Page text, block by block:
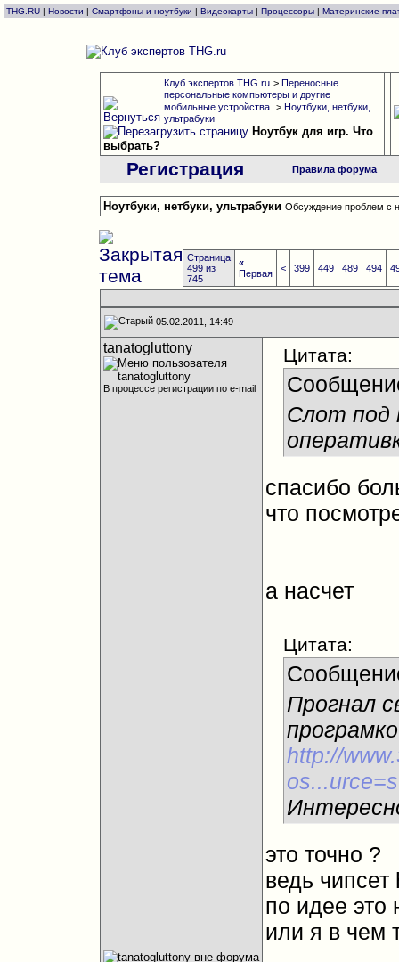
THG.RU | Новости | Смартфоны и ноутбуки | Видеокарты | Процессоры | Материнские
Клуб экспертов THG.ru > Переносные
персональные компьютеры и другие
мобильные устройства. > Ноутбуки, нетбуки,
ультрабуки
Ноутбук для игр. Что
выбрать?
Регистрация Правила форума
Ноутбуки, нетбуки, ультрабуки Обсуждение проблем с
Страница
499 из
745
«
Первая
< 399 449 489 494
05.02.2011, 14:49
tanatogluttony
В процессе регистрации по e-mail
Цитата:
Слот под
спасибо
что
а насчет
Цитата:
Прогнал
http://
это точно ?
ведь чипсет
по идее это
или я в чем